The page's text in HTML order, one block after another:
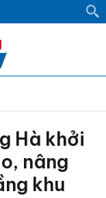
Hà khởi
nâng
khu